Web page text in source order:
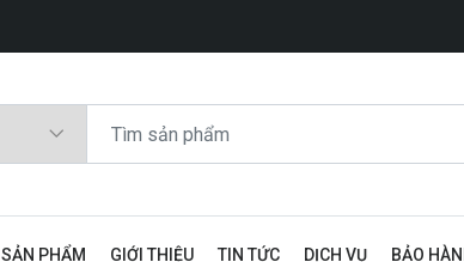
SẢN PHẨM GIỚI THIỆU TIN TỨC DỊCH VỤ BẢO